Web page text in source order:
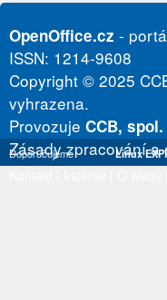
OpenOffice.cz -
ISSN: 1214-9608
Copyright © 2025
vyhrazena.
Provozuje CCB,
Zásady zpracování
Doporučujeme Linux